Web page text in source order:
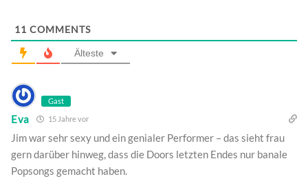
11 COMMENTS
Älteste
Gast
Eva 15 Jahre vor
Jim war sehr sexy und ein genialer Performer – das sieht frau
gern darüber hinweg, dass die Doors letzten Endes nur banale
Popsongs gemacht haben.